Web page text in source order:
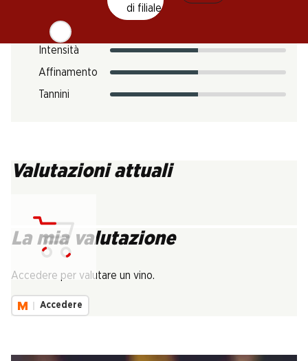
di filiale
Zucchero
Intensità
Affinamento
Tannini
Valutazioni attuali
La mia valutazione
Accedere per valutare un vino.
Accedere